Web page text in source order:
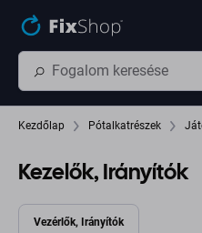
Kezdőlap Pótalkatrészek
Kezelők, Irányítók
Vezérlők, Irányítók